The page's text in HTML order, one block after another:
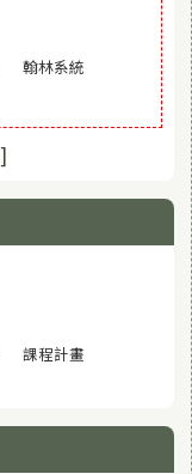
窗)
翰林系統(另開視窗)
(另開視窗)
]
課程計畫(另開視窗)